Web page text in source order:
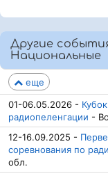
Другие
Национальные
еще
01-06.05.2026 -
радиопеленгации -
12-16.09.2025 -
соревнования по
обл.